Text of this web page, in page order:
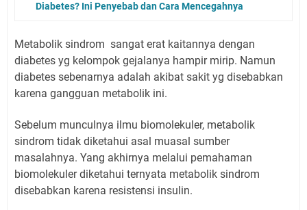
Diabetes? Ini Penyebab dan Cara Mencegahnya
Metabolik sindrom sangat erat kaitannya dengan
diabetes yg kelompok gejalanya hampir mirip. Namun
diabetes sebenarnya adalah akibat sakit yg disebabkan
karena gangguan metabolik ini.
Sebelum munculnya ilmu biomolekuler, metabolik
sindrom tidak diketahui asal muasal sumber
masalahnya. Yang akhirnya melalui pemahaman
biomolekuler diketahui ternyata metabolik sindrom
disebabkan karena resistensi insulin.